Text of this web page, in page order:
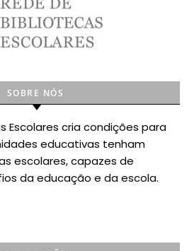
SOBRE NÓS
Escolares cria condições para
educativas tenham
escolares, capazes de
da educação e da escola.